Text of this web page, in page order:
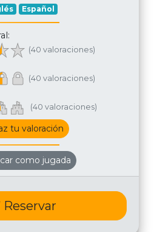
Español
(40 valoraciones)
(40 valoraciones)
(40 valoraciones)
tu valoración
como jugada
Reservar